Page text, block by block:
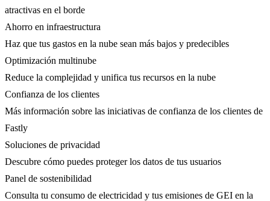
atractivas en el borde
Ahorro en infraestructura
Haz que tus gastos en la nube sean más bajos y predecibles
Optimización multinube
Reduce la complejidad y unifica tus recursos en la nube
Confianza de los clientes
Más información sobre las iniciativas de confianza de los clientes de
Fastly
Soluciones de privacidad
Descubre cómo puedes proteger los datos de tus usuarios
Panel de sostenibilidad
Consulta tu consumo de electricidad y tus emisiones de GEI en la